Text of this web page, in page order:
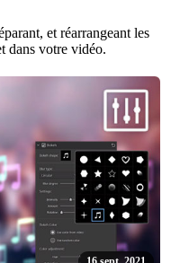
et réarrangeant les
dans votre vidéo.